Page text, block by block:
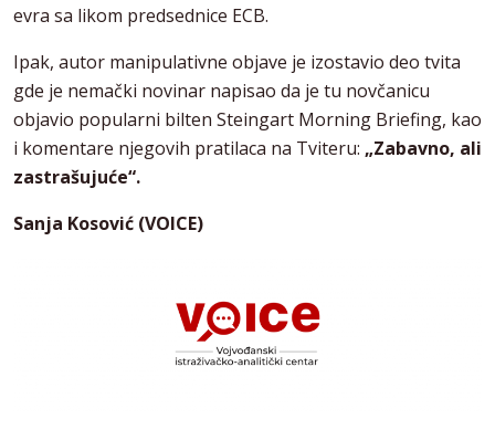
evra sa likom predsednice ECB.
Ipak, autor manipulativne objave je izostavio deo tvita
gde je nemački novinar napisao da je tu novčanicu
objavio popularni bilten Steingart Morning Briefing, kao
i komentare njegovih pratilaca na Tviteru: „Zabavno, ali
zastrašujuće“.
Sanja Kosović (VOICE)